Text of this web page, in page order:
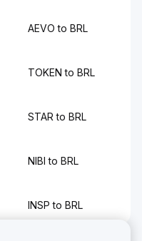
AEVO to BRL
TOKEN to BRL
STAR to BRL
NIBI to BRL
INSP to BRL